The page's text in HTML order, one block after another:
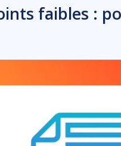
faibles :